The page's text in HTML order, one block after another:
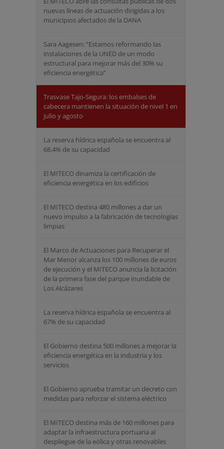
nuevas líneas de actuación dirigidas a los
municipios afectados de la DANA
Sara Aagesen: “Estamos reformando las
instalaciones de la UNED de un modo
estructural para mejorar más del 30% su
eficiencia energética”
Trasvase Tajo-Segura: los embalses de
cabecera mantienen la situación de nivel 1 en
julio y agosto
La reserva hídrica española se encuentra al
68,4% de su capacidad
El MITECO dinamiza la certificación de
eficiencia energética en los edificios
El MITECO destina 480 millones a dar un
nuevo impulso a la fabricación de tecnologías
limpias
El Marco de Actuaciones para Recuperar el
Mar Menor alcanza los 100 millones de euros
de ejecución y el MITECO anuncia la licitación
de la primera fase del parque inundable de
Los Alcázares
La reserva hídrica española se encuentra al
67% de su capacidad
El Gobierno destina 500 millones a mejorar la
eficiencia energética en la industria y los
servicios
El Gobierno aprueba tramitar un decreto con
medidas para reforzar el sistema eléctrico
El MITECO destina más de 160 millones para
adaptar la infraestructura portuaria al
despliegue de la eólica y otras renovables